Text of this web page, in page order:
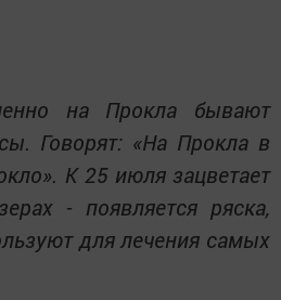
на Прокла бывают
Говорят: «На Прокла в
К 25 июля зацветает
- появляется ряска,
для лечения самых